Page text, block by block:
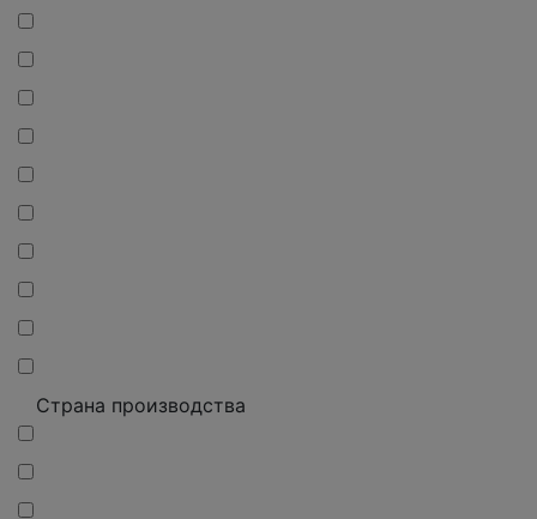
Страна производства